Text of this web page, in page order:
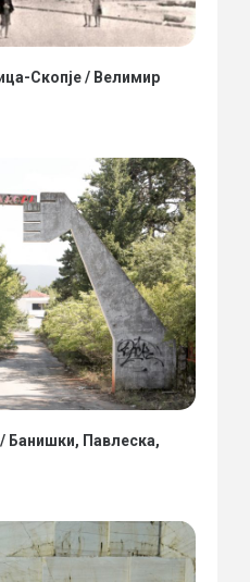
Скопје / Велимир
Банишки, Павлеска,